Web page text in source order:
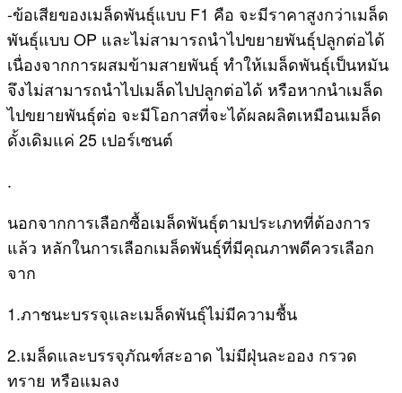
-ข้อเสียของเมล็ดพันธุ์แบบ F1 คือ จะมีราคาสูงกว่าเมล็ด
พันธุ์แบบ OP และไม่สามารถนำไปขยายพันธุ์ปลูกต่อได้
เนื่องจากการผสมข้ามสายพันธุ์ ทำให้เมล็ดพันธุ์เป็นหมัน
จึงไม่สามารถนำไปเมล็ดไปปลูกต่อได้ หรือหากนำเมล็ด
ไปขยายพันธุ์ต่อ จะมีโอกาสที่จะได้ผลผลิตเหมือนเมล็ด
ดั้งเดิมแค่ 25 เปอร์เซนต์
.
นอกจากการเลือกซื้อเมล็ดพันธุ์ตามประเภทที่ต้องการ
แล้ว หลักในการเลือกเมล็ดพันธุ์ที่มีคุณภาพดีควรเลือก
จาก
1.ภาชนะบรรจุและเมล็ดพันธุ์ไม่มีความชื้น
2.เมล็ดและบรรจุภัณฑ์สะอาด ไม่มีฝุ่นละออง กรวด
ทราย หรือแมลง